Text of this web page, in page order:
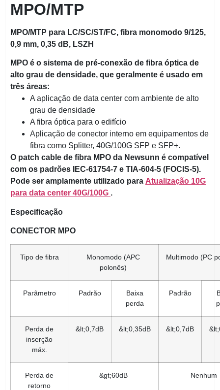
MPO/MTP
MPO/MTP para LC/SC/ST/FC, fibra monomodo 9/125,
0,9 mm, 0,35 dB, LSZH
MPO é o sistema de pré-conexão de fibra óptica de
alto grau de densidade, que geralmente é usado em
três áreas:
A aplicação de data center com ambiente de alto
grau de densidade
A fibra óptica para o edifício
Aplicação de conector interno em equipamentos de
fibra como Splitter, 40G/100G SFP e SFP+.
O patch cable de fibra MPO da Newsunn é compatível
com os padrões IEC-61754-7 e TIA-604-5 (FOCIS-5).
Pode ser amplamente utilizado para Atualização 10G
para data center 40G/100G .
Especificação
CONECTOR MPO
Tipo de fibra
Monomodo (APC
polonês)
Multimodo (PC
Parâmetro Padrão
Baixa
perda
Padrão
Perda de
inserção
máx.
&lt;0,7dB &lt;0,35dB &lt;0,7dB
Perda de
retorno
&gt;60dB Nenhum